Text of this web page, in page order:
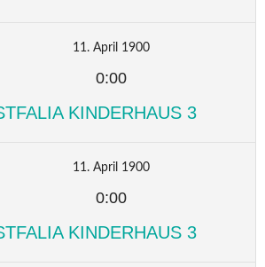
11. April 1900
0:00
KINDERHAUS 3
11. April 1900
0:00
KINDERHAUS 3